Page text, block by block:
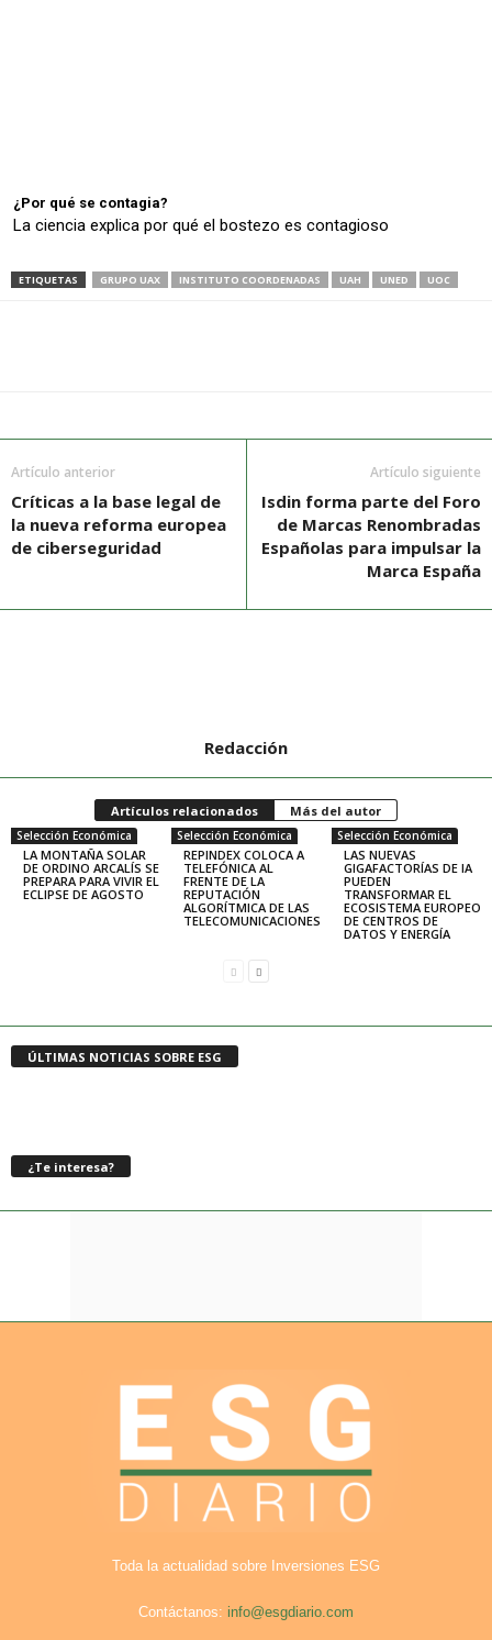
¿Por qué se contagia?
La ciencia explica por qué el bostezo es contagioso
ETIQUETAS GRUPO UAX INSTITUTO COORDENADAS UAH UNED UOC
Artículo anterior
Críticas a la base legal de
la nueva reforma europea
de ciberseguridad
Artículo siguiente
Isdin forma parte del Foro
de Marcas Renombradas
Españolas para impulsar la
Marca España
Redacción
Artículos relacionados Más del autor
Selección Económica
LA MONTAÑA SOLAR
DE ORDINO ARCALÍS SE
PREPARA PARA VIVIR EL
ECLIPSE DE AGOSTO
Selección Económica
REPINDEX COLOCA A
TELEFÓNICA AL
FRENTE DE LA
REPUTACIÓN
ALGORÍTMICA DE LAS
TELECOMUNICACIONES
Selección Económica
LAS NUEVAS
GIGAFACTORÍAS DE IA
PUEDEN
TRANSFORMAR EL
ECOSISTEMA EUROPEO
DE CENTROS DE
DATOS Y ENERGÍA
ÚLTIMAS NOTICIAS SOBRE ESG
¿Te interesa?
Toda la actualidad sobre Inversiones ESG
Contáctanos: info@esgdiario.com